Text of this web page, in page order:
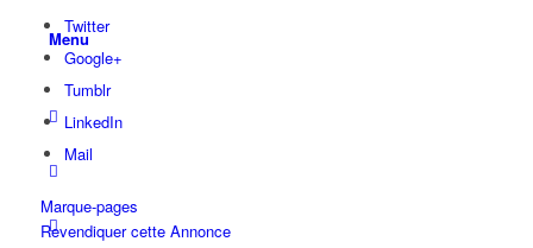
Menu
Twitter
Google+
Tumblr
LinkedIn
Mail
Marque-pages
Revendiquer cette Annonce